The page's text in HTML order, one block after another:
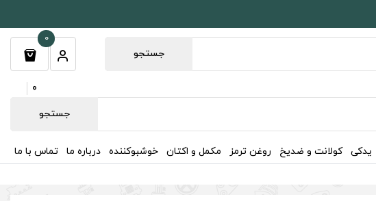
جستجو
0
0
جستجو
یدکی کولانت و ضدیخ روغن ترمز مکمل و اکتان خوشبوکننده درباره ما تماس با ما